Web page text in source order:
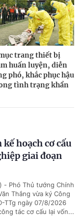
trang thiết bị
huấn luyện, diễn
phó, khắc phục hậu
tình trạng khẩn
hoạch cơ cấu
giai đoạn
- Phó Thủ tướng Chính
Thắng vừa ký Công
TTg ngày 07/8/2026
tác cơ cấu lại vốn...